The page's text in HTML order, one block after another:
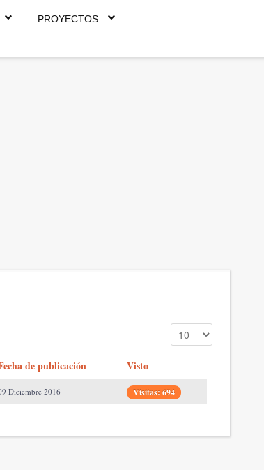
PROYECTOS
de publicación Visto
Diciembre 2016 Visitas: 694